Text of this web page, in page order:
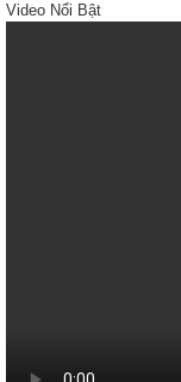
Video Nổi Bật